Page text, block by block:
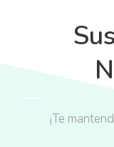
¡Te